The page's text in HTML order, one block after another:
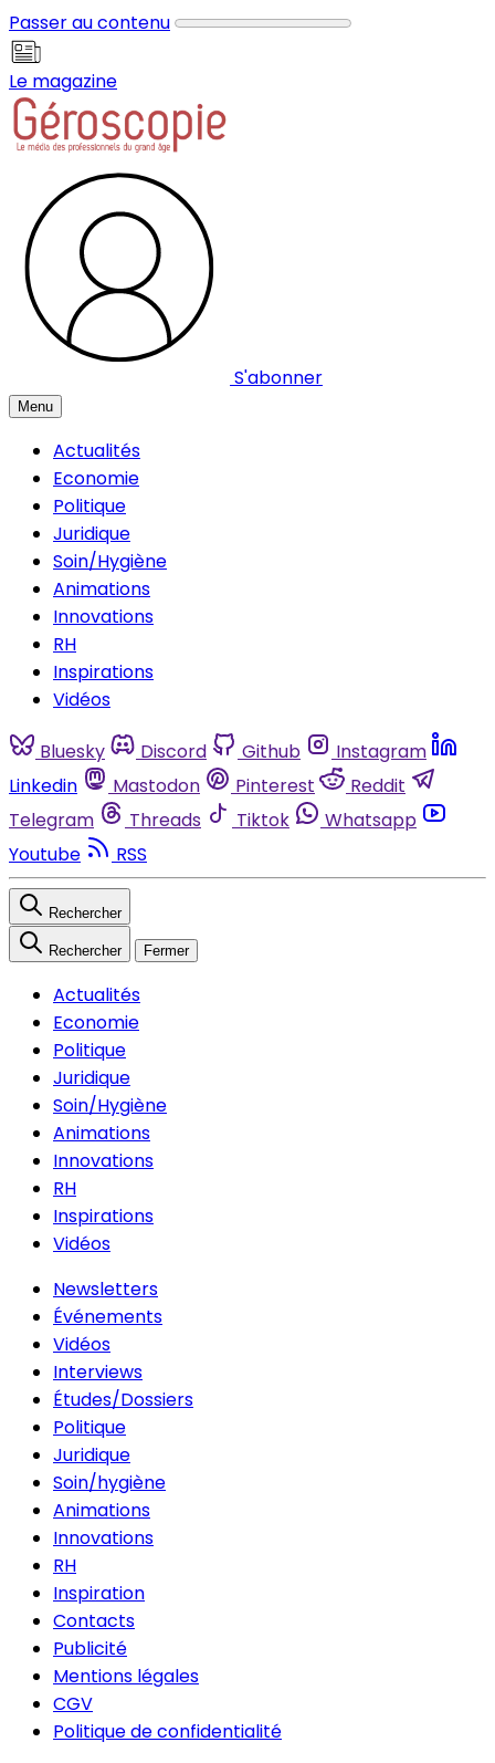
Passer au contenu
Le magazine
S'abonner
Menu
Actualités
Economie
Politique
Juridique
Soin/Hygiène
Animations
Innovations
RH
Inspirations
Vidéos
Bluesky Discord Github
Instagram
Linkedin
Mastodon Pinterest
Reddit
Telegram
Threads Tiktok
Whatsapp
Youtube
RSS
Rechercher
Rechercher Fermer
Actualités
Economie
Politique
Juridique
Soin/Hygiène
Animations
Innovations
RH
Inspirations
Vidéos
Newsletters
Événements
Vidéos
Interviews
Études/Dossiers
Politique
Juridique
Soin/hygiène
Animations
Innovations
RH
Inspiration
Contacts
Publicité
Mentions légales
CGV
Politique de confidentialité
Panneau de gestion des cookies